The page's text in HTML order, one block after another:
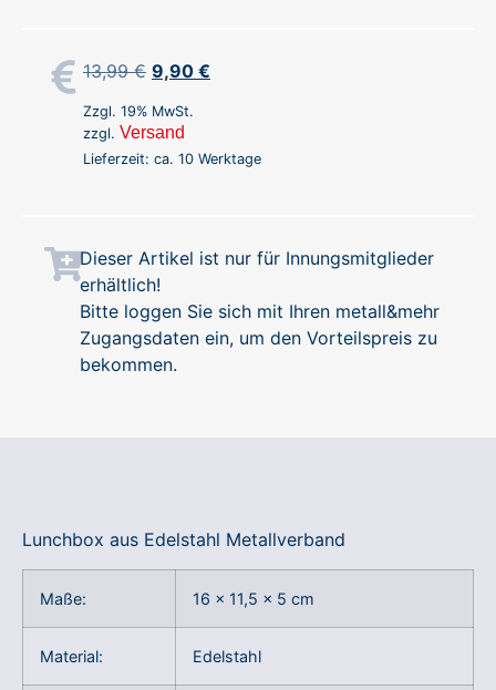
13,99€ 9,90 €
Zzgl. 19% MwSt.
zzgl. Versand
Lieferzeit: ca. 10 Werktage
Dieser Artikel ist nur für Innungsmitglieder
erhältlich!
Bitte loggen Sie sich mit Ihren metall&mehr
Zugangsdaten ein, um den Vorteilspreis zu
bekommen.
Lunchbox aus Edelstahl Metallverband
Maße: 16 x 11,5 x 5 cm
Material: Edelstahl